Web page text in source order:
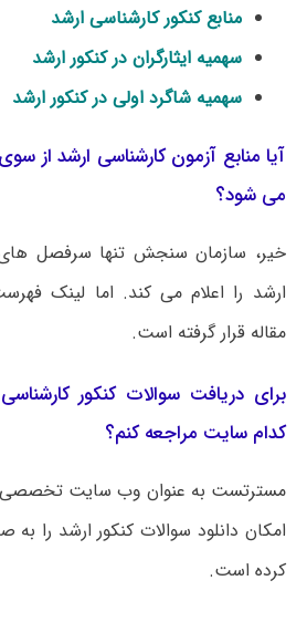
منابع کنکور کارشناسی ارشد
سهمیه ایثارگران در کنکور ارشد
سهمیه شاگرد اولی در کنکور ارشد
آیا منابع آزمون کارشناسی ارشد از
می شود؟
خیر، سازمان سنجش تنها سرفصل
ارشد را اعلام می کند. اما لینک
مقاله قرار گرفته است.
برای دریافت سوالات کنکور
کدام سایت مراجعه کنم؟
مسترتست به عنوان وب سایت تخصصی
امکان دانلود سوالات کنکور ارشد را به
کرده است.